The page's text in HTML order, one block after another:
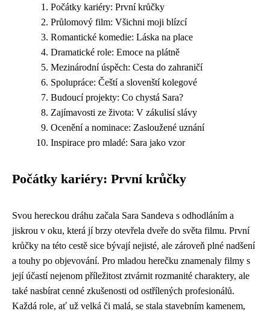
Počátky kariéry: První krůčky
Průlomový film: Všichni moji blízcí
Romantické komedie: Láska na place
Dramatické role: Emoce na plátně
Mezinárodní úspěch: Cesta do zahraničí
Spolupráce: Čeští a slovenští kolegové
Budoucí projekty: Co chystá Sara?
Zajímavosti ze života: V zákulisí slávy
Ocenění a nominace: Zasloužené uznání
Inspirace pro mladé: Sara jako vzor
Počátky kariéry: První krůčky
Svou hereckou dráhu začala Sara Sandeva s odhodláním a
jiskrou v oku, která jí brzy otevřela dveře do světa filmu. První
krůčky na této cestě sice bývají nejisté, ale zároveň plné nadšení
a touhy po objevování. Pro mladou herečku znamenaly filmy s
její účastí nejenom příležitost ztvárnit rozmanité charaktery, ale
také nasbírat cenné zkušenosti od ostřílených profesionálů.
Každá role, ať už velká či malá, se stala stavebním kamenem,